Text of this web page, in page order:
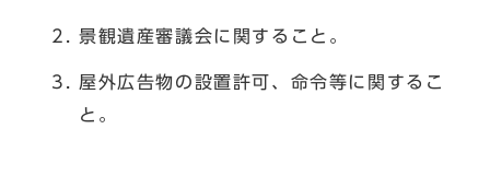
景観遺産審議会に関すること。
屋外広告物の設置許可、命令等に関するこ
と。